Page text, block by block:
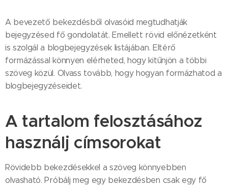
A bevezető bekezdésből olvasóid megtudhatják
bejegyzésed fő gondolatát. Emellett rövid előnézetként
is szolgál a blogbejegyzések listájában. Eltérő
formázással könnyen elérheted, hogy kitűnjön a többi
szöveg közül. Olvass tovább, hogy hogyan formázhatod a
blogbejegyzéseidet.
A tartalom felosztásához
használj címsorokat
Rövidebb bekezdésekkel a szöveg könnyebben
olvasható. Próbálj meg egy bekezdésben csak egy fő